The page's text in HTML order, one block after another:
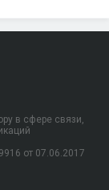
в сфере связи,
от 07.06.2017